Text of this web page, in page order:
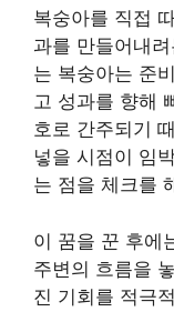
복숭아를 직접
과를 만들어내
는 복숭아는 준
고 성과를 향해
호로 간주되기
넣을 시점이 임
는 점을 체크를
이 꿈을 꾼 후에
주변의 흐름을
진 기회를 적극